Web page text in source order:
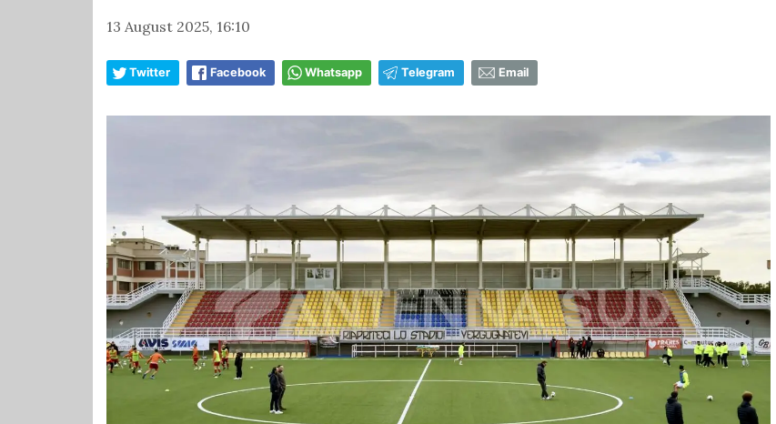
13 August 2025, 16:10
Twitter Facebook Whatsapp Telegram Email